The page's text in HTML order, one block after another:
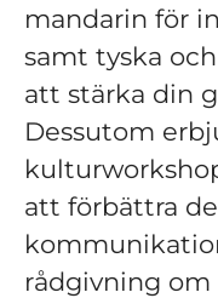
mandarin för
samt tyska
att stärka din
Dessutom
att förbättra
rådgivning